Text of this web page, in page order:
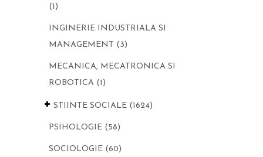
(1)
INGINERIE INDUSTRIALA SI
MANAGEMENT (3)
MECANICA, MECATRONICA SI
ROBOTICA (1)
+ STIINTE SOCIALE (1624)
PSIHOLOGIE (58)
SOCIOLOGIE (60)